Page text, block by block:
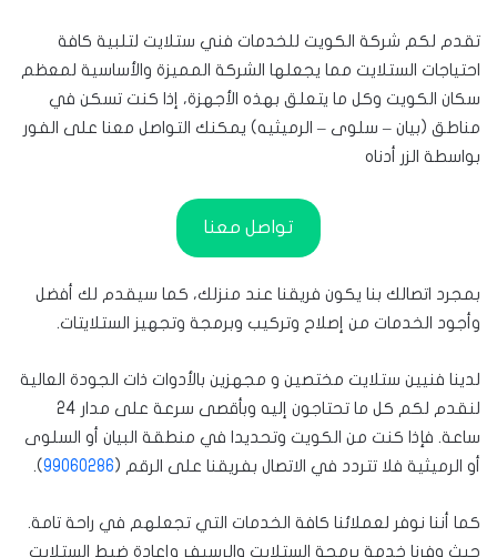
تقدم لكم شركة الكويت للخدمات فني ستلايت لتلبية كافة
احتياجات الستلايت مما يجعلها الشركة المميزة والأساسية لمعظم
سكان الكويت وكل ما يتعلق بهذه الأجهزة، إذا كنت تسكن في
مناطق (بيان – سلوى – الرميثيه) يمكنك التواصل معنا على الفور
بواسطة الزر أدناه
تواصل معنا
بمجرد اتصالك بنا يكون فريقنا عند منزلك، كما سيقدم لك أفضل
وأجود الخدمات من إصلاح وتركيب وبرمجة وتجهيز الستلايتات.
لدينا فنيين ستلايت مختصين و مجهزين بالأدوات ذات الجودة العالية
لنقدم لكم كل ما تحتاجون إليه وبأقصى سرعة على مدار 24
ساعة. فإذا كنت من الكويت وتحديدا في منطقة البيان أو السلوى
أو الرميثية فلا تتردد في الاتصال بفريقنا على الرقم (99060286
).
كما أننا نوفر لعملائنا كافة الخدمات التي تجعلهم في راحة تامة.
حيث وفرنا خدمة برمجة الستلايت والرسيفر وإعادة ضبط الستلايت